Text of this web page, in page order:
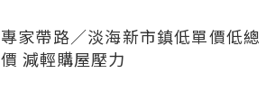
專家帶路／淡海新市鎮低單價低總
價 減輕購屋壓力